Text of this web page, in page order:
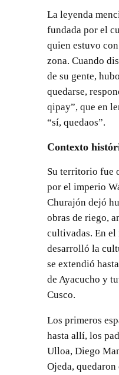
La leyenda
fundada por el
quien estuvo
zona. Cuando
de su gente,
quedarse,
qipay”, que en
“sí, quedaos”.
Contexto
Su territorio fue
por el imperio
Churajón dejó
obras de riego,
cultivadas. En el
desarrolló la
se extendió
de Ayacucho y
Cusco.
Los primeros
hasta allí, los
Ulloa, Diego
Ojeda, quedaron